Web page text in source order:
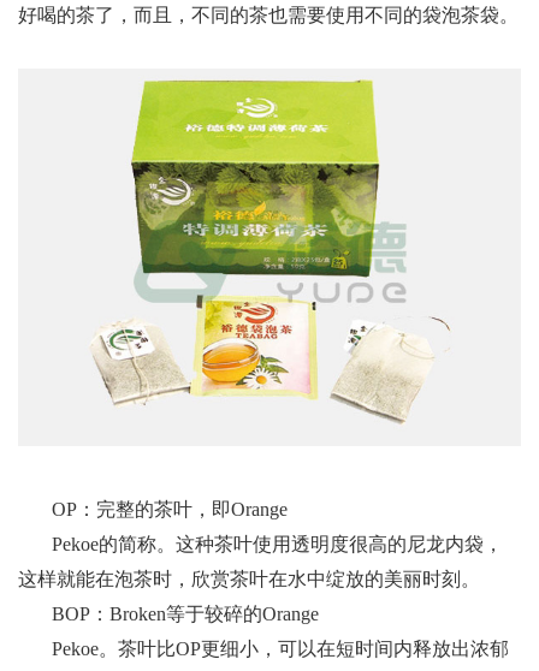
好喝的茶了，而且，不同的茶也需要使用不同的袋泡茶袋。
OP：完整的茶叶，即Orange
Pekoe的简称。这种茶叶使用透明度很高的尼龙内袋，
这样就能在泡茶时，欣赏茶叶在水中绽放的美丽时刻。
BOP：Broken等于较碎的Orange
Pekoe。茶叶比OP更细小，可以在短时间内释放出浓郁